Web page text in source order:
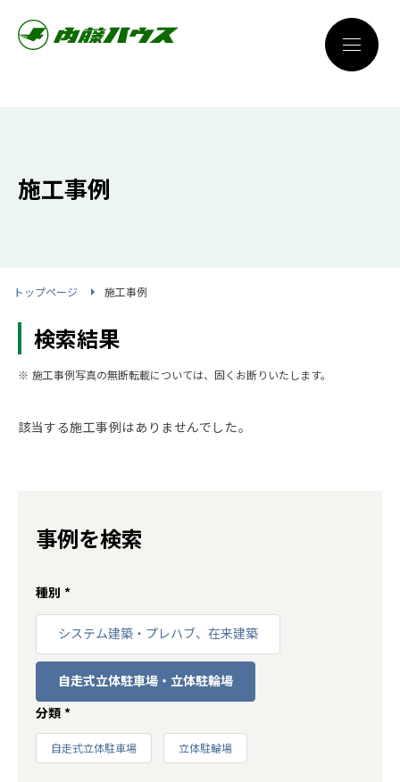
施工事例
トップページ 施工事例
事例を検索
種別 *
システム建築・プレハブ、在来建築
自走式立体駐車場・立体駐輪場
分類 *
自走式立体駐車場 立体駐輪場
検索結果
※ 施工事例写真の無断転載については、固くお断りいたします。
該当する施工事例はありませんでした。